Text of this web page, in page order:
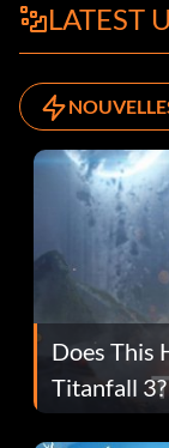
LATEST
Does This
Titanfall
Fans Are